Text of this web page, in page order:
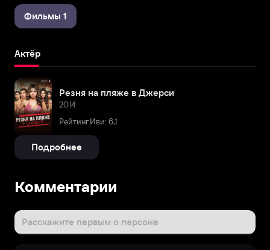
Фильмы 1
Актёр
Резня на пляже в Джерси
2014
Рейтинг Иви: 6,1
Подробнее
Комментарии
Расскажите первым о персоне